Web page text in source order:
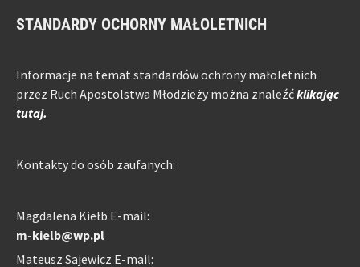
STANDARDY OCHORNY MAŁOLETNICH
Informacje na temat standardów ochrony małoletnich
przez Ruch Apostolstwa Młodzieży można znaleźćklikając
tutaj.
Kontakty do osób zaufanych:
Magdalena Kiełb E-mail:
m-kielb@wp.pl
Mateusz Sajewicz E-mail: